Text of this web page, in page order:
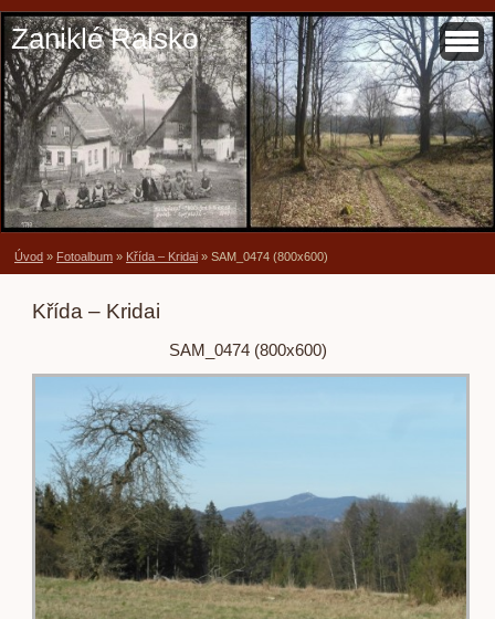
Zaniklé Ralsko
Úvod » Fotoalbum » Křída – Kridai » SAM_0474 (800x600)
Křída – Kridai
SAM_0474 (800x600)